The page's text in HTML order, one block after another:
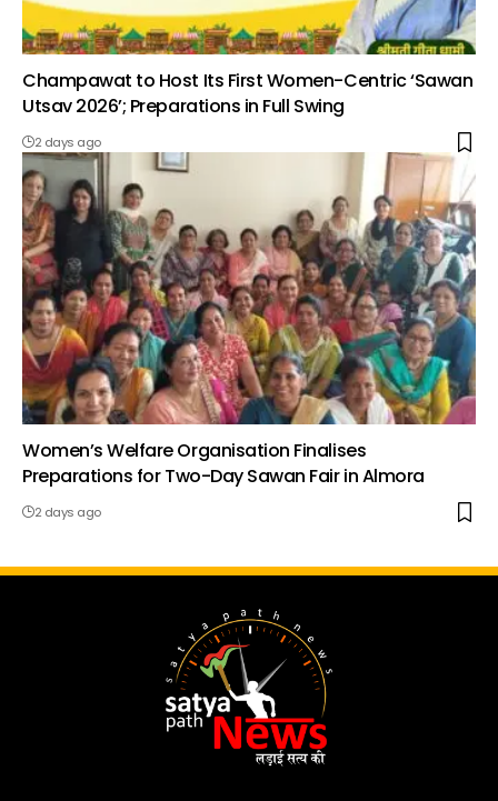
Champawat to Host Its First Women-Centric ‘Sawan
Utsav 2026’; Preparations in Full Swing
2 days ago
Women’s Welfare Organisation Finalises
Preparations for Two-Day Sawan Fair in Almora
2 days ago